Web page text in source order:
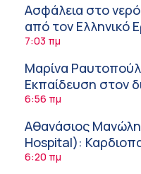
Ασφάλεια στο
από τον Ελληνικό
7:03 πμ
Μαρίνα
Εκπαίδευση στον
της σύγχρονης
6:56 πμ
Αθανάσιος
Hospital):
Διακοπές με
6:20 πμ